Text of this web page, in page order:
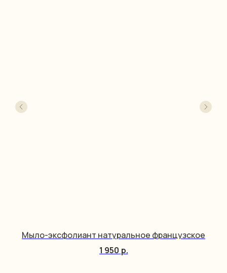
Мыло-эксфолиант натуральное французское
1 950 р.